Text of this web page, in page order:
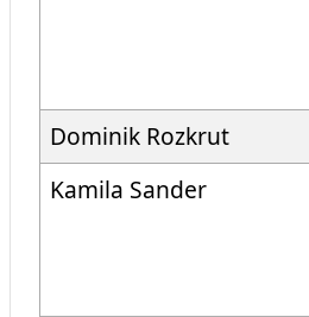
Dominik Rozkrut
Kamila Sander